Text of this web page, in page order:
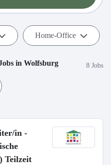
Home-Office
in Wolfsburg 8 Jobs
in -
Teilzeit